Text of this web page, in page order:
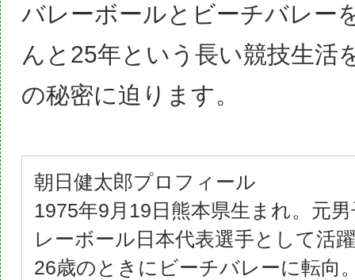
バレーボールとビーチバレー
んと25年という長い競技生活
の秘密に迫ります。
朝日健太郎プロフィール
1975年9月19日熊本県生まれ。元
レーボール日本代表選手として活
26歳のときにビーチバレーに転向